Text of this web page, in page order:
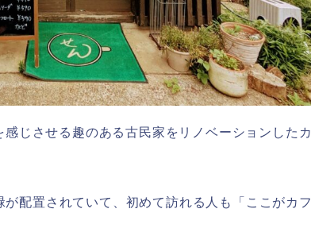
感じさせる趣のある古民家をリノベーションしたカ
配置されていて、初めて訪れる人も「ここがカフ